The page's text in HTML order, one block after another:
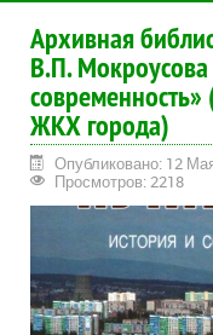
Архивная
В.П. Мокроусова
современность»
ЖКХ города)
Опубликовано: 12
Просмотров: 2218